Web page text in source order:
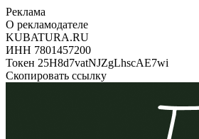
Реклама
О рекламодателе
KUBATURA.RU
ИНН 7801457200
Токен 25H8d7vatNJZgLhscAE7wi
Скопировать ссылку